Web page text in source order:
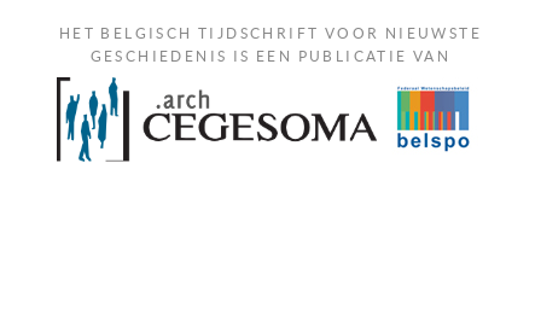
HET BELGISCH TIJDSCHRIFT VOOR NIEUWSTE
GESCHIEDENIS IS EEN PUBLICATIE VAN